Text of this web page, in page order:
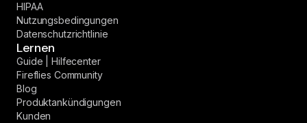
HIPAA
Nutzungsbedingungen
Datenschutzrichtlinie
Lernen
Guide | Hilfecenter
Fireflies Community
Blog
Produktankündigungen
Kunden